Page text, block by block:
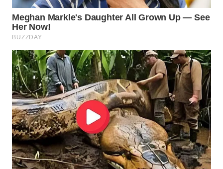
PRIANGAN
TIMUR
WN
SEMARANG
WN
SOLO
WN
BOROBUDUR
WN
MADURA